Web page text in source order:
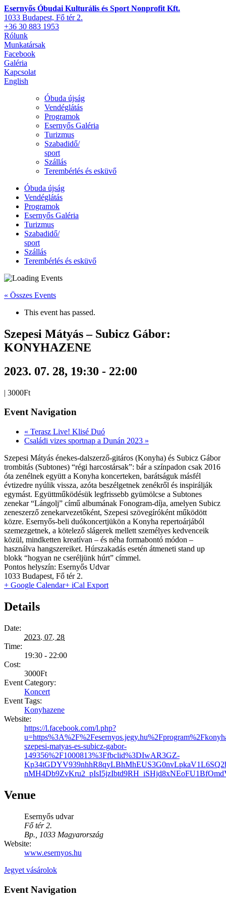
Esernyős Óbudai Kulturális és Sport Nonprofit Kft.
1033 Budapest, Fő tér 2.
+36 30 883 1953
Rólunk
Munkatársak
Facebook
Galéria
Kapcsolat
English
Óbuda újság
Vendéglátás
Programok
Esernyős Galéria
Turizmus
Szabadidő/
sport
Szállás
Terembérlés és esküvő
Óbuda újság
Vendéglátás
Programok
Esernyős Galéria
Turizmus
Szabadidő/
sport
Szállás
Terembérlés és esküvő
« Összes Events
This event has passed.
Szepesi Mátyás – Subicz Gábor:
KONYHAZENE
2023. 07. 28, 19:30 - 22:00
| 3000Ft
Event Navigation
« Terasz Live! Klisé Duó
Családi vizes sportnap a Dunán 2023 »
Szepesi Mátyás énekes-dalszerző-gitáros (Konyha) és Subicz Gábor
trombitás (Subtones) “régi harcostársak”: bár a színpadon csak 2016
óta zenélnek együtt a Konyha koncerteken, barátságuk másfél
évtizedre nyúlik vissza, azóta beszélgetnek zenékről és inspirálják
egymást. Együttműködésük legfrissebb gyümölcse a Subtones
zenekar “Lángolj” című albumának Fonogram-díja, amelyen Subicz
zeneszerző zenekarvezetőként, Szepesi szövegíróként működött
közre. Esernyős-beli duókoncertjükön a Konyha repertoárjából
szemezgetnek, a kötelező slágerek mellett személyes kedvenceik
közül, mindketten kreatívan – és néha formabontó módon –
használva hangszereiket. Húrszakadás esetén átmeneti stand up
blokk “hogyan ne cseréljünk húrt” címmel.
Pontos helyszín: Esernyős Udvar
1033 Budapest, Fő tér 2.
+ Google Calendar+ iCal Export
Details
Date:
2023. 07. 28
Time:
19:30 - 22:00
Cost:
3000Ft
Event Category:
Koncert
Event Tags:
Konyhazene
Website:
https://l.facebook.com/l.php?
szepesi-matyas-es-subicz-gabor-
149356%2F1000813%3Ffbclid%3DIwAR3GZ-
Venue
Esernyős udvar
Fő tér 2.
Bp.
1033 Magyarország
Website:
www.esernyos.hu
Jegyet vásárolok
Event Navigation